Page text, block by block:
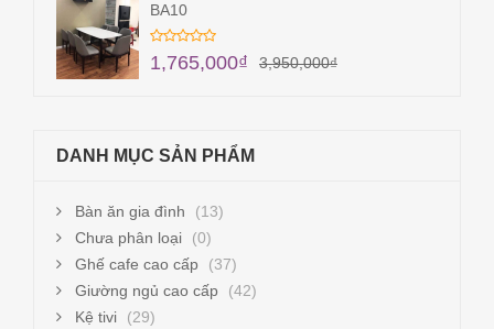
BA10
3,950,000₫
1,765,000₫
DANH MỤC SẢN PHẨM
Bàn ăn gia đình
(13)
Chưa phân loại
(0)
Ghế cafe cao cấp
(37)
Giường ngủ cao cấp
(42)
Kệ tivi
(29)